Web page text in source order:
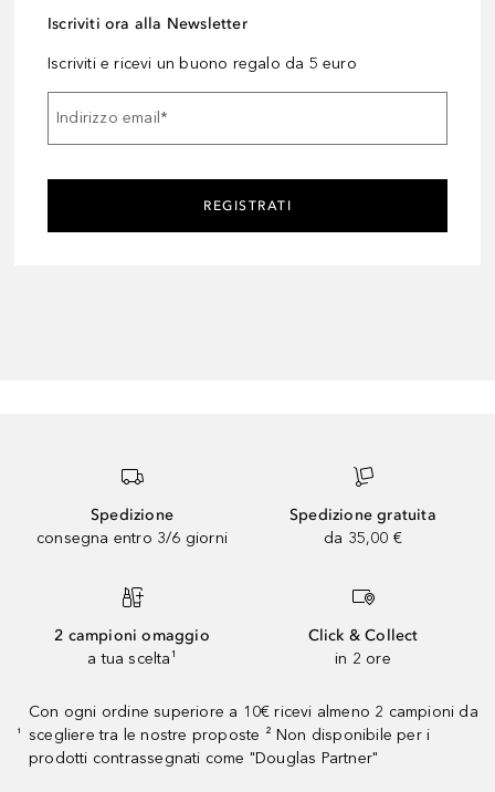
Iscriviti ora alla Newsletter
Iscriviti e ricevi un buono regalo da 5 euro
Indirizzo email*
REGISTRATI
Spedizione
consegna entro 3/6 giorni
Spedizione gratuita
da 35,00 €
2 campioni omaggio
a tua scelta¹
Click & Collect
in 2 ore
¹
Con ogni ordine superiore a 10€ ricevi almeno 2 campioni da
scegliere tra le nostre proposte ² Non disponibile per i
prodotti contrassegnati come "Douglas Partner"